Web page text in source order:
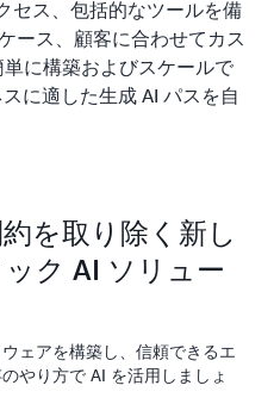
セス、包括的なツールを備
ース、顧客に合わせてカス
に構築およびスケールで
に適した生成 AI パスを自
を取り除く新し
ク AI ソリュー
ェアを構築し、信頼できるエ
やり方で AI を活用しましょ